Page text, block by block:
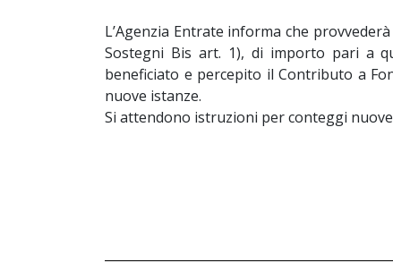
L’Agenzia Entrate informa che
Sostegni Bis art. 1), di importo pari a
beneficiato e percepito il Contributo a
nuove istanze.
Si attendono istruzioni per conteggi